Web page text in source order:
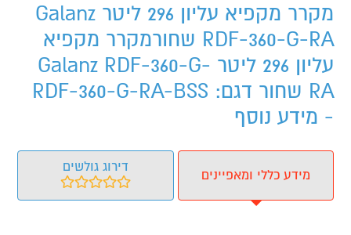
מקרר מקפיא עליון 296 ליטר Galanz
RDF-360-G-RA שחורמקרר מקפיא
עליון 296 ליטר Galanz RDF-360-G-
RA שחור דגם: RDF-360-G-RA-BSS
- מידע נוסף
מידע כללי ומאפיינים
דירוג גולשים